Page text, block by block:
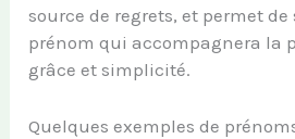
source de regrets, et permet
prénom qui accompagnera la
grâce et simplicité.
Quelques exemples de